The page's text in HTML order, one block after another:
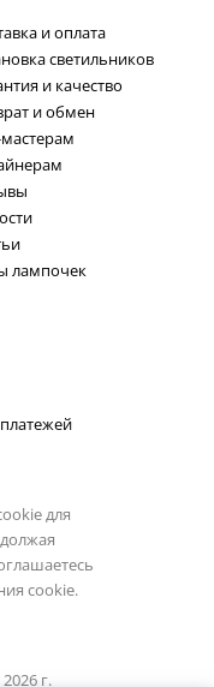
и оплата
светильников
и качество
и обмен
лампочек
для
cookie.
г.